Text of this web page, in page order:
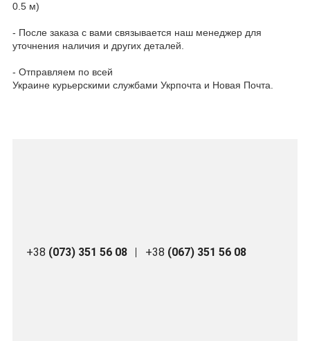
0.5 м)
- После заказа с вами связывается наш менеджер для
уточнения наличия и других деталей.
- Отправляем по всей
Украине курьерскими службами Укрпочта и Новая Почта.
+38 (073) 351 56 08 +38 (067) 351 56 08